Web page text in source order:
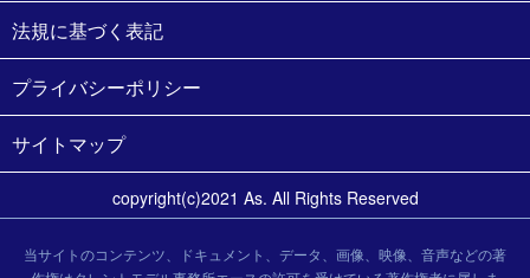
法規に基づく表記
プライバシーポリシー
サイトマップ
copyright(c)2021 As. All Rights Reserved
当サイトのコンテンツ、ドキュメント、データ、画像、映像、音声などの著